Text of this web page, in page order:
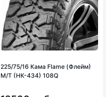
225/75/16 Кама Flame (Флейм)
M/T (НК-434) 108Q